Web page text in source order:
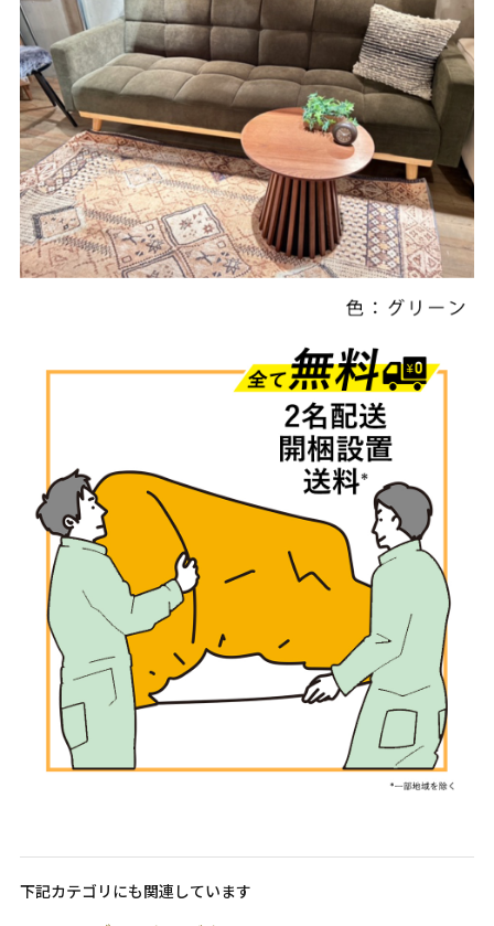
下記カテゴリにも関連しています